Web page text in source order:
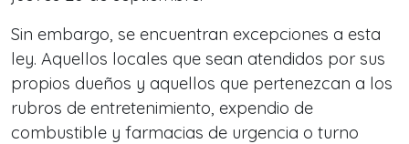
Sin embargo, se encuentran excepciones a esta
ley. Aquellos locales que sean atendidos por sus
propios dueños y aquellos que pertenezcan a los
rubros de entretenimiento, expendio de
combustible y farmacias de urgencia o turno